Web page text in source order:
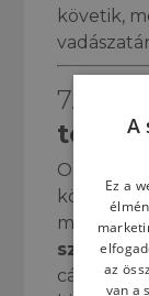
követik,
7.
Oké, ezt
szerint
cápa
A
Ez a
az
van a